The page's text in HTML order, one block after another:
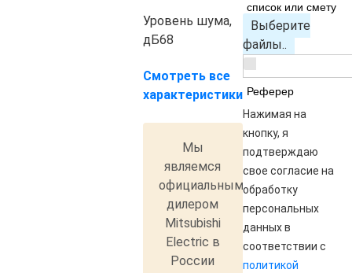
список или смету
Выберите
файлы..
Реферер
Нажимая на
кнопку, я
подтверждаю
свое согласие на
обработку
персональных
данных в
соответствии с
политикой
Уровень шума,
дБ68
Смотреть все
характеристики
Мы
являемся
официальным
дилером
Mitsubishi
Electric в
России